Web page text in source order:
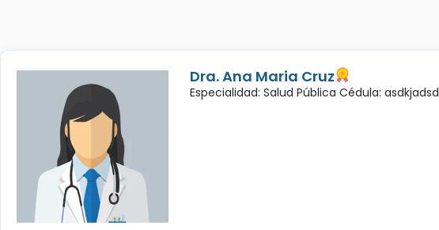
Dra. Ana Maria Cruz
Especialidad: Salud Pública Cédula: asdkjadsd